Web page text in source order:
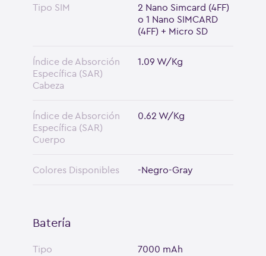
Tipo SIM
2 Nano Simcard (4FF)
o 1 Nano SIMCARD
(4FF) + Micro SD
Índice de Absorción
Específica (SAR)
Cabeza
1.09 W/Kg
Índice de Absorción
Específica (SAR)
Cuerpo
0.62 W/Kg
Colores Disponibles -Negro-Gray
Batería
Tipo 7000 mAh